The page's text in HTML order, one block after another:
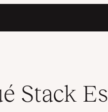
Stack Es